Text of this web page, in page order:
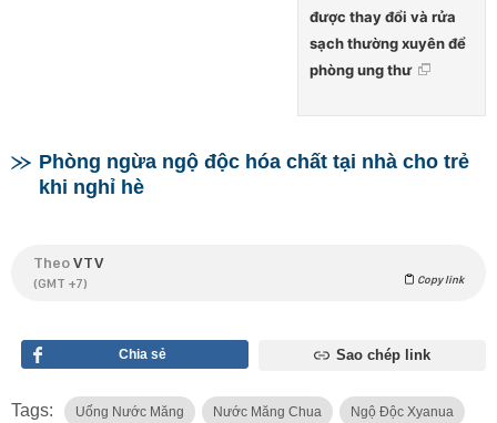
được thay đổi và rửa
sạch thường xuyên để
phòng ung thư
Phòng ngừa ngộ độc hóa chất tại nhà cho trẻ
khi nghỉ hè
TheoVTV
(GMT +7) Copy link
Chia sẻ Sao chép link
Tags: Uống Nước Măng Nước Măng Chua Ngộ Độc Xyanua